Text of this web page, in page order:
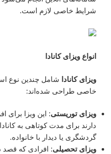
شرایط خاصی لازم است.
انواع ویزای کانادا
ویزای کانادا شامل چندین نوع
خاصی طراحی شده‌اند:
ویزای توریستی: این ویزا
دارند برای مدت کوتاهی به
گردشگری یا دیدار با خانواده.
ویزای تحصیلی: افرادی که قصد